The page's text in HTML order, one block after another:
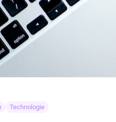
Technologie